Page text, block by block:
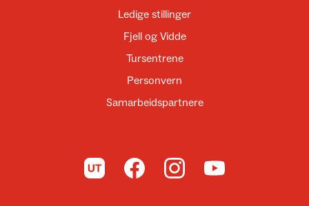
Ledige stillinger
Fjell og Vidde
Tursentrene
Personvern
Samarbeidspartnere
Til UT.no Til DNT på Facebook
Til DNT på Instagram
Til DNT på YouTube